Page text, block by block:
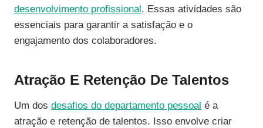
desenvolvimento profissional . Essas atividades são
essenciais para garantir a satisfação e o
engajamento dos colaboradores.
Atração E Retenção De Talentos
Um dos desafios do departamento pessoal é a
atração e retenção de talentos. Isso envolve criar